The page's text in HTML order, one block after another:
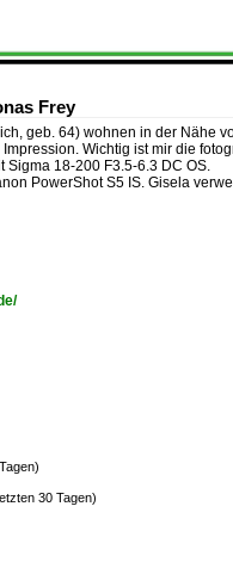
Frey
geb. 64) wohnen in der Nähe
Wichtig ist mir die
Sigma 18-200 F3.5-6.3 DC OS.
PowerShot S5 IS. Gisela
30 Tagen)